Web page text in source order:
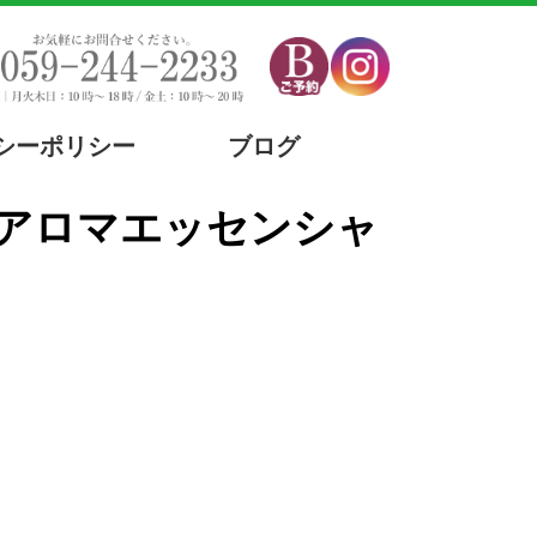
ーポリシー ブログ